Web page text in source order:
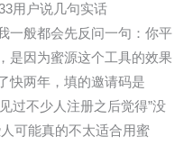
用户说几句实话
一般都会先反问一句：你平
是因为蜜源这个工具的效果
快两年，填的邀请码是
过不少人注册之后觉得”没
可能真的不太适合用蜜